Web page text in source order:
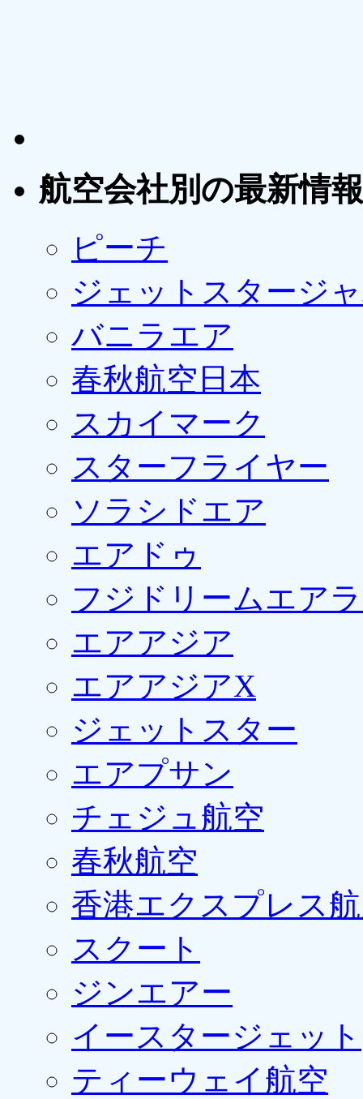
航空会社別の最新情報
ピーチ
ジェットスタージ
バニラエア
春秋航空日本
スカイマーク
スターフライヤー
ソラシドエア
エアドゥ
フジドリームエア
エアアジア
エアアジアX
ジェットスター
エアプサン
チェジュ航空
春秋航空
香港エクスプレス
スクート
ジンエアー
イースタージェット
ティーウェイ航空